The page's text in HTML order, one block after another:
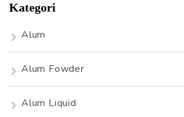
Kategori
Alum
Alum Fowder
Alum Liquid